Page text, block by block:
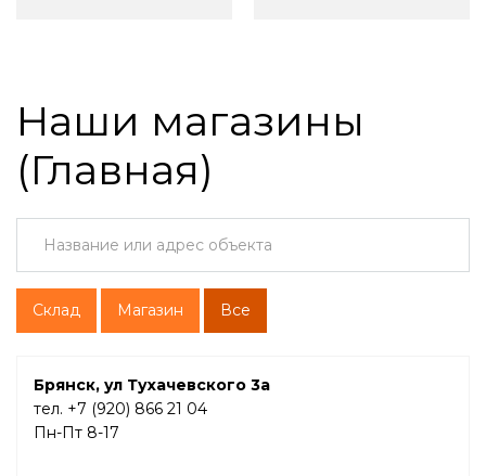
Наши магазины
(Главная)
Склад Магазин Все
Брянск, ул Тухачевского 3а
тел. +7 (920) 866 21 04
Пн-Пт 8-17